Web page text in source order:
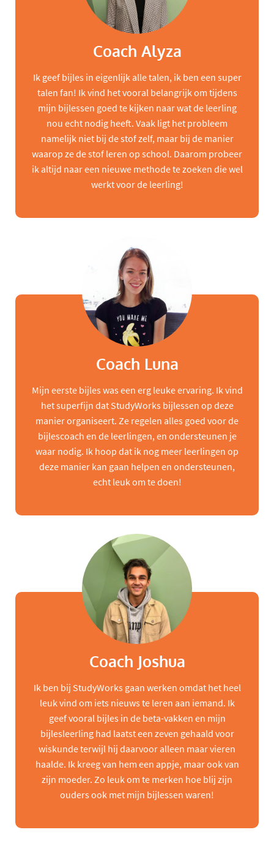
Coach Alyza
Ik geef bijles in eigenlijk alle talen, ik ben een super
talen fan! Ik vind het vooral belangrijk om tijdens
mijn bijlessen goed te kijken naar wat de leerling
nou echt nodig heeft. Vaak ligt het probleem
namelijk niet bij de stof zelf, maar bij de manier
waarop ze de stof leren op school. Daarom probeer
ik altijd naar een nieuwe methode te zoeken die wel
werkt voor de leerling!
Coach Luna
Mijn eerste bijles was een erg leuke ervaring. Ik vind
het superfijn dat StudyWorks bijlessen op deze
manier organiseert. Ze regelen alles goed voor de
bijlescoach en de leerlingen, en ondersteunen je
waar nodig. Ik hoop dat ik nog meer leerlingen op
deze manier kan gaan helpen en ondersteunen,
echt leuk om te doen!
Coach Joshua
Ik ben bij StudyWorks gaan werken omdat het heel
leuk vind om iets nieuws te leren aan iemand. Ik
geef vooral bijles in de beta-vakken en mijn
bijlesleerling had laatst een zeven gehaald voor
wiskunde terwijl hij daarvoor alleen maar vieren
haalde. Ik kreeg van hem een appje, maar ook van
zijn moeder. Zo leuk om te merken hoe blij zijn
ouders ook met mijn bijlessen waren!